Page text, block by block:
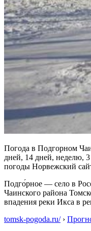
Погода в Подгорном
дней, 14 дней, неделю,
погоды Норвежский
Подго́рное — село в
Чаинского района
впадения реки Икса в
tomsk-pogoda.ru/›